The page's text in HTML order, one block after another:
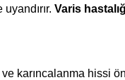
Varis
karıncalanma